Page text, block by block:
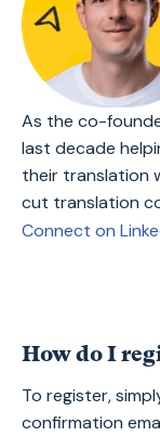
As the co-
last decade
their translation
cut translation
Connect on
How do I
To register,
confirmation